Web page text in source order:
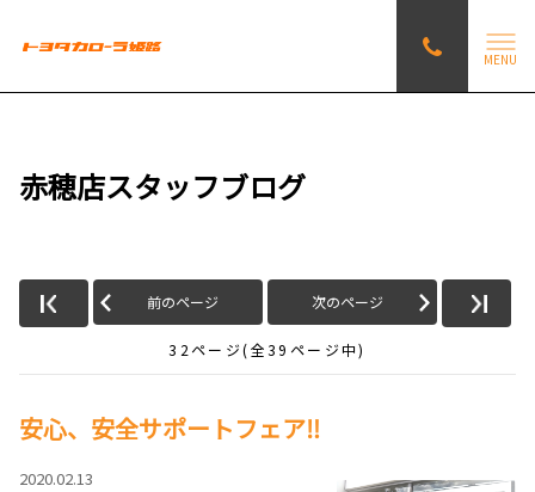
MENU
赤穂店スタッフブログ
前のページ 次のページ
32ページ(全39ページ中)
安心、安全サポートフェア‼️
2020.02.13